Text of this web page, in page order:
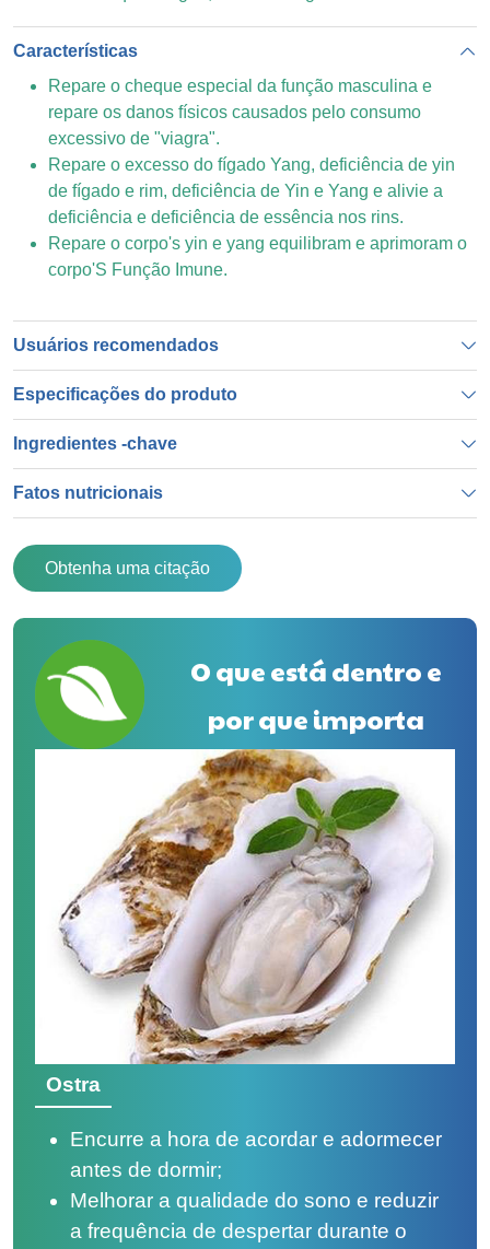
Características
Repare o cheque especial da função masculina e
repare os danos físicos causados ​​pelo consumo
excessivo de "viagra".
Repare o excesso do fígado Yang, deficiência de yin
de fígado e rim, deficiência de Yin e Yang e alivie a
deficiência e deficiência de essência nos rins.
Repare o corpo's yin e yang equilibram e aprimoram o
corpo'S Função Imune.
Usuários recomendados
Especificações do produto
Ingredientes -chave
Fatos nutricionais
Obtenha uma citação
O que está dentro e
por que importa
Ostra
Encurre a hora de acordar e adormecer
antes de dormir;
Melhorar a qualidade do sono e reduzir
a frequência de despertar durante o